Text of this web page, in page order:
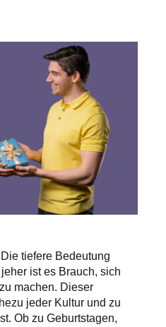
tiefere Bedeutung
ist es Brauch, sich
machen. Dieser
jeder Kultur und zu
Ob zu Geburtstagen,